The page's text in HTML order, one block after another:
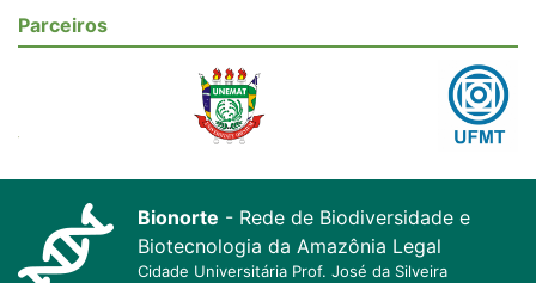
Parceiros
Bionorte - Rede de Biodiversidade e
Biotecnologia da Amazônia Legal
Cidade Universitária Prof. José da Silveira